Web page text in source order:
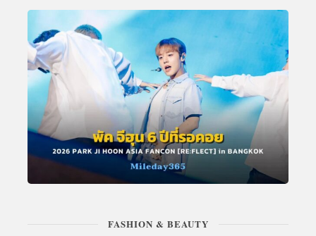
FASHION & BEAUTY